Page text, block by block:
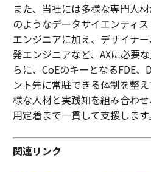
また、当社には多様な専門人
のようなデータサイエンティ
エンジニアに加え、デザイナ
発エンジニアなど、AXに必要
らに、CoEのキーとなるFDE
ント先に常駐できる体制を整
様な人材と実践知を組み合わ
用定着まで一貫して支援します。
関連リンク